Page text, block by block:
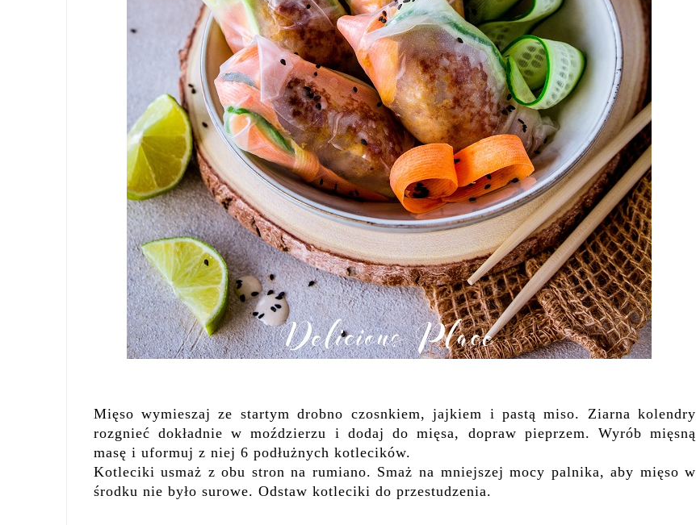
Mięso wymieszaj ze startym drobno czosnkiem, jajkiem i pastą miso. Ziarna kolendry
rozgnieć dokładnie w moździerzu i dodaj do mięsa, dopraw pieprzem. Wyrób mięsną
masę i uformuj z niej 6 podłużnych kotlecików.
Kotleciki usmaż z obu stron na rumiano. Smaż na mniejszej mocy palnika, aby mięso w
środku nie było surowe. Odstaw kotleciki do przestudzenia.